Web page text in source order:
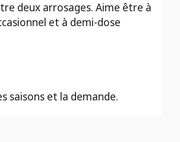
deux arrosages. Aime être à
et à demi-dose
saisons et la demande.